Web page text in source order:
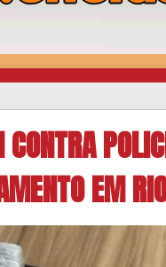
EM